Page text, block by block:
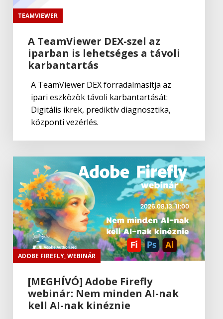
TEAMVIEWER
A TeamViewer DEX-szel az
iparban is lehetséges a távoli
karbantartás
A TeamViewer DEX forradalmasítja az
ipari eszközök távoli karbantartását:
Digitális ikrek, prediktív diagnosztika,
központi vezérlés.
ADOBE FIREFLY,WEBINÁR
[MEGHÍVÓ] Adobe Firefly
webinár: Nem minden AI-nak
kell AI-nak kinéznie